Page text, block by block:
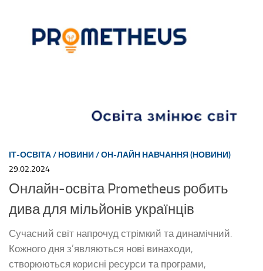
ІТ-ОСВІТА/ НОВИНИ/ОН-ЛАЙН НАВЧАННЯ (НОВИНИ)
29.02.2024
Онлайн-освіта Prometheus робить
дива для мільйонів українців
Сучасний світ напрочуд стрімкий та динамічний.
Кожного дня з’являються нові винаходи,
створюються корисні ресурси та програми,